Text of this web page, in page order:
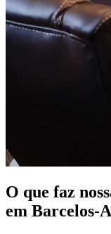
O que faz
em Barcelos-